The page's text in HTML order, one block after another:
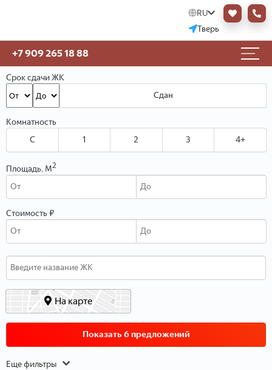
RU
Тверь
+7 909 265 18 88
Срок сдачи ЖК
Сдан
Комнатность
C
1 2 3 4+
Площадь, М2
Стоимость ₽
На карте
Показать 6 предложений
Еще фильтры